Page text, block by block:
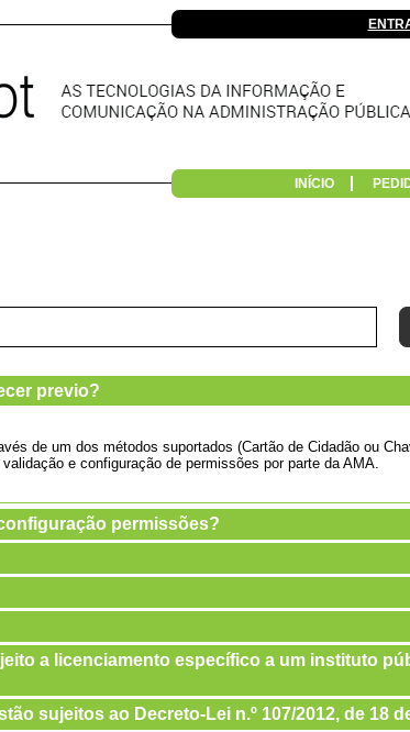
INÍCIO
previo?
de um dos métodos suportados (Cartão de Cidadão ou
e configuração de permissões por parte da AMA.
permissões?
a licenciamento específico a um instituto
sujeitos ao Decreto-Lei n.º 107/2012, de 18